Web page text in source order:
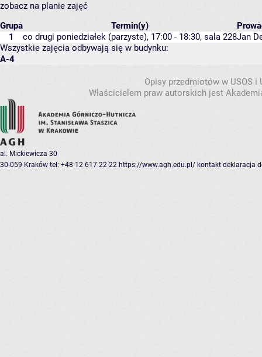
zobacz na planie zajęć
Grupa
Termin(y)
1
co drugi poniedziałek (parzyste), 17:00 - 18:30, sala 228Jan
Wszystkie zajęcia odbywają się w budynku:
A-4
Opisy przedmiotów w USOS
Właścicielem praw autorskich jest
al. Mickiewicza 30
30-059 Kraków tel: +48 12 617 22 22 https://www.agh.edu.pl/ kontakt deklaracja